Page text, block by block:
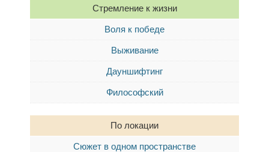
Стремление к жизни
Воля к победе
Выживание
Дауншифтинг
Философский
По локации
Сюжет в одном пространстве